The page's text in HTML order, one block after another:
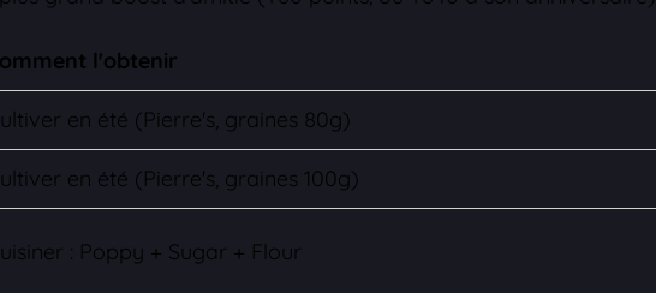
l'obtenir
en été (Pierre's, graines 80g)
en été (Pierre's, graines 100g)
: Poppy + Sugar + Flour